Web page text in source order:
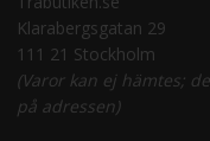
Klarabergsgatan 29
111 21 Stockholm
(Varor kan ej hämtes;
på adressen)